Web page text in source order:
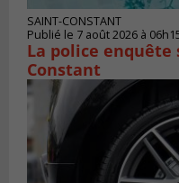
SAINT-CONSTANT
Publié le 7 août 2026 à
La police enquête
Constant